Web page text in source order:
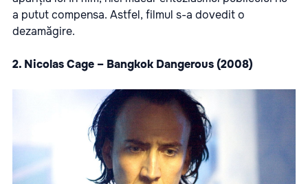
a putut compensa. Astfel, filmul s-a dovedit o
dezamăgire.
2. Nicolas Cage – Bangkok Dangerous (2008)